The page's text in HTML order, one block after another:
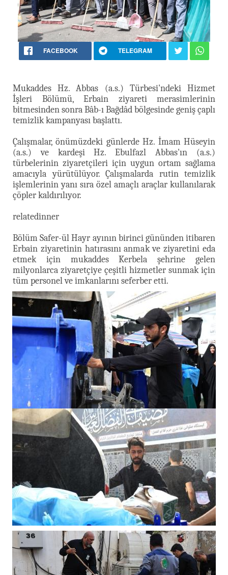
FACEBOOK TELEGRAM
Mukaddes Hz. Abbas (a.s.) Türbesi'ndeki Hizmet
İşleri Bölümü, Erbain ziyareti merasimlerinin
bitmesinden sonra Bâb-ı Bağdâd bölgesinde geniş çaplı
temizlik kampanyası başlattı.
Çalışmalar, önümüzdeki günlerde Hz. İmam Hüseyin
(a.s.) ve kardeşi Hz. Ebulfazl Abbas'ın (a.s.)
türbelerinin ziyaretçileri için uygun ortam sağlama
amacıyla yürütülüyor. Çalışmalarda rutin temizlik
işlemlerinin yanı sıra özel amaçlı araçlar kullanılarak
çöpler kaldırılıyor.
relatedinner
Bölüm Safer-ül Hayr ayının birinci gününden itibaren
Erbain ziyaretinin hatırasını anmak ve ziyaretini eda
etmek için mukaddes Kerbela şehrine gelen
milyonlarca ziyaretçiye çeşitli hizmetler sunmak için
tüm personel ve imkanlarını seferber etti.